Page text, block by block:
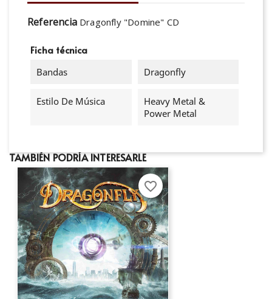
Referencia Dragonfly "Domine" CD
Ficha técnica
Bandas Dragonfly
Estilo De Música
Heavy Metal &
Power Metal
TAMBIÉN PODRÍA INTERESARLE
favorite_border